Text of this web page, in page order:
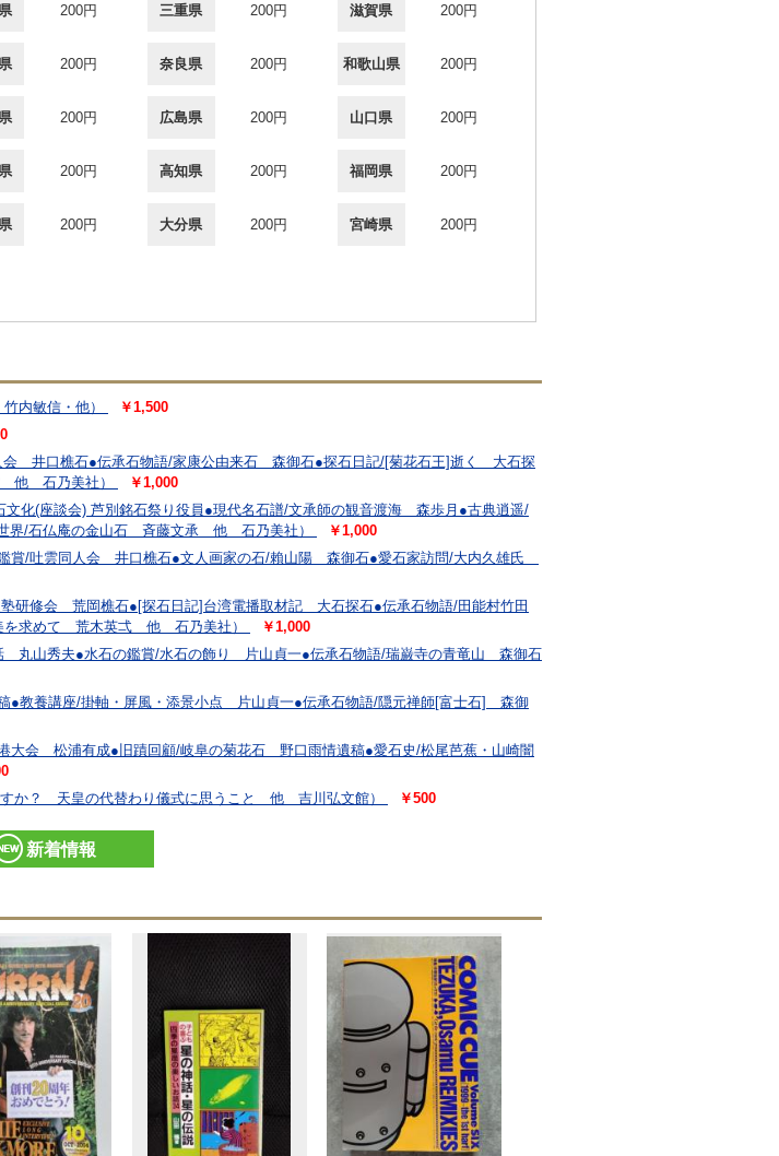
200円 三重県 200円 滋賀県 200円
200円 奈良県 200円 和歌山県 200円
200円 広島県 200円 山口県 200円
200円 高知県 200円 福岡県 200円
200円 大分県 200円 宮崎県 200円
内敏信・他）
￥1,500
会 井口樵石●伝承石物語/家康公由来石 森御石●探石日記/[菊花石王]逝く 大石探
他 石乃美社）
￥1,000
文化(座談会) 芦別銘石祭り役員●現代名石譜/文承師の観音渡海 森歩月●古典逍遥/
界/石仏庵の金山石 斉藤文承 他 石乃美社）
￥1,000
賞/吐雲同人会 井口樵石●文人画家の石/賴山陽 森御石●愛石家訪問/大内久雄氏
塾研修会 荒岡樵石●[探石日記]台湾電播取材記 大石探石●伝承石物語/田能村竹田
を求めて 荒木英弌 他 石乃美社）
￥1,000
丸山秀夫●水石の鑑賞/水石の飾り 片山貞一●伝承石物語/瑞巌寺の青竜山 森御石
●教養講座/掛軸・屏風・添景小点 片山貞一●伝承石物語/隠元禅師[富士石] 森御
港大会 松浦有成●旧蹟回顧/岐阜の菊花石 野口雨情遺稿●愛石史/松尾芭蕉・山崎闇
か？ 天皇の代替わり儀式に思うこと 他 吉川弘文館） ￥500
新着情報